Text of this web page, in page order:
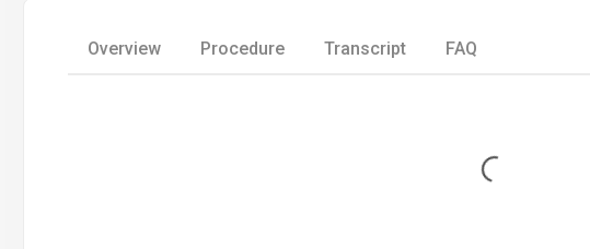
Overview Procedure Transcript FAQ
Loading...